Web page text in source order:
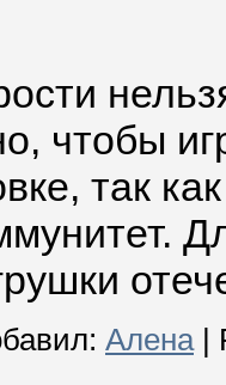
чтобы
так
: Алена |